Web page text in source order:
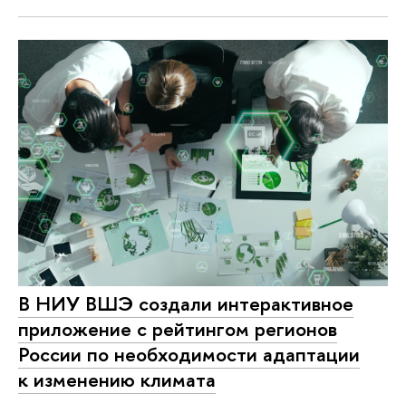
В НИУ ВШЭ создали интерактивное
приложение с рейтингом регионов
России по необходимости адаптации
к изменению климата